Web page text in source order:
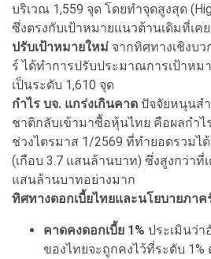
บริเวณ 1,559 จุด โดยทำจุดสูงสุด
ซึ่งตรงกับเป้าหมายแนวต้านเดิมที่เค
ปรับเป้าหมายใหม่ จากทิศทางเชิงบ
ร์ ได้ทำการปรับประมาณการเป้าหม
เป็นระดับ 1,610 จุด
กำไร บจ. แกร่งเกินคาด ปัจจัยหนุนส
ชาติกลับเข้ามาซื้อหุ้นไทย คือผลกำไ
ช่วงไตรมาส 1/2569 ที่ทำยอดรวมไ
(เกือบ 3.7 แสนล้านบาท) ซึ่งสูงกว่าที่
แสนล้านบาทอย่างมาก
ทิศทางดอกเบี้ยไทยและนโยบายภาค
คาดคงดอกเบี้ย 1% ประเมินว่า
ของไทยจะถูกคงไว้ที่ระดับ